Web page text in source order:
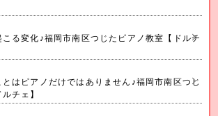
こる変化♪福岡市南区つじたピアノ教室【ドルチ
はピアノだけではありません♪福岡市南区つじ
チェ】